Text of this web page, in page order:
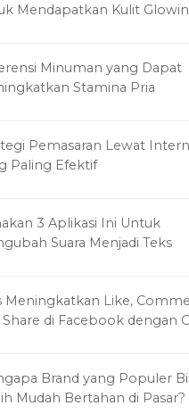
Mendapatkan Kulit
Minuman yang Dapat
Stamina Pria
Pemasaran Lewat
Paling Efektif
3 Aplikasi Ini Untuk
Suara Menjadi Teks
Meningkatkan Like,
Share di Facebook dengan
Brand yang Populer
Mudah Bertahan di Pasar?